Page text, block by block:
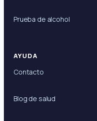
Prueba de alcohol
AYUDA
Contacto
Blog de salud